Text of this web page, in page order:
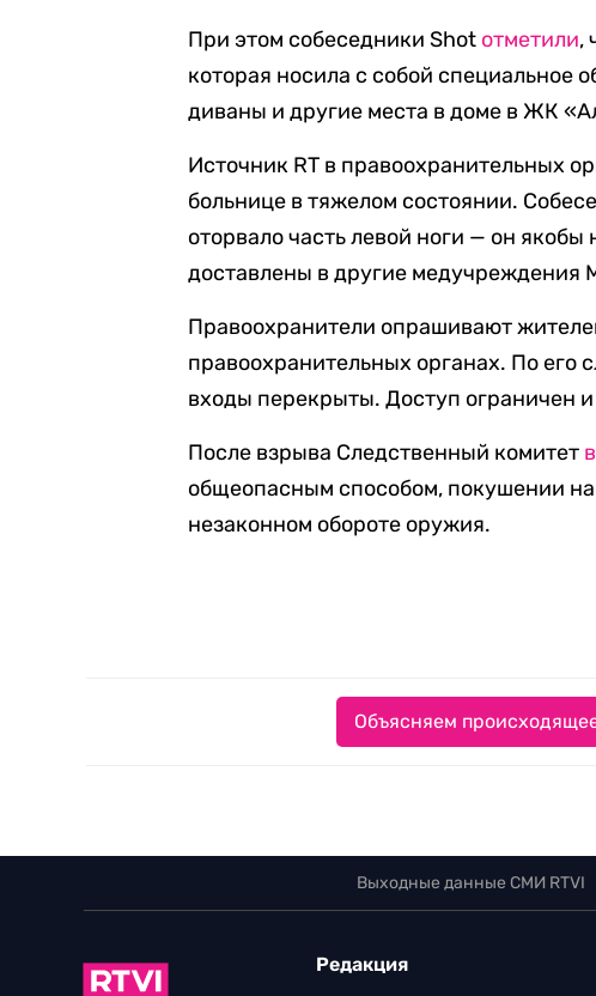
При этом собеседники Shot отметили,
которая носила с собой специальное
диваны и другие места в доме в ЖК
Источник RT в правоохранительных
больнице в тяжелом состоянии.
оторвало часть левой ноги — он
доставлены в другие медучреждения
Правоохранители опрашивают
правоохранительных органах. По его
входы перекрыты. Доступ ограничен
После взрыва Следственный комитет
общеопасным способом, покушении
незаконном обороте оружия.
Объясняем
Выходные данные СМИ RTVI
Редакция